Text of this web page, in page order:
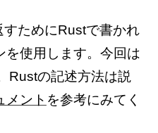
ためにRustで書かれ
を使用します。今回は
Rustの記述方法は説
メント を参考にみてく